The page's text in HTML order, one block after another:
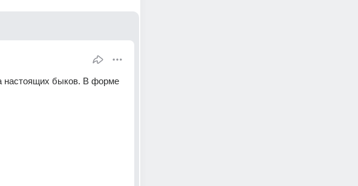
настоящих быков. В форме